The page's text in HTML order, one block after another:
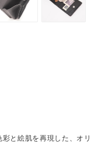
と絵肌を再現した、オリ